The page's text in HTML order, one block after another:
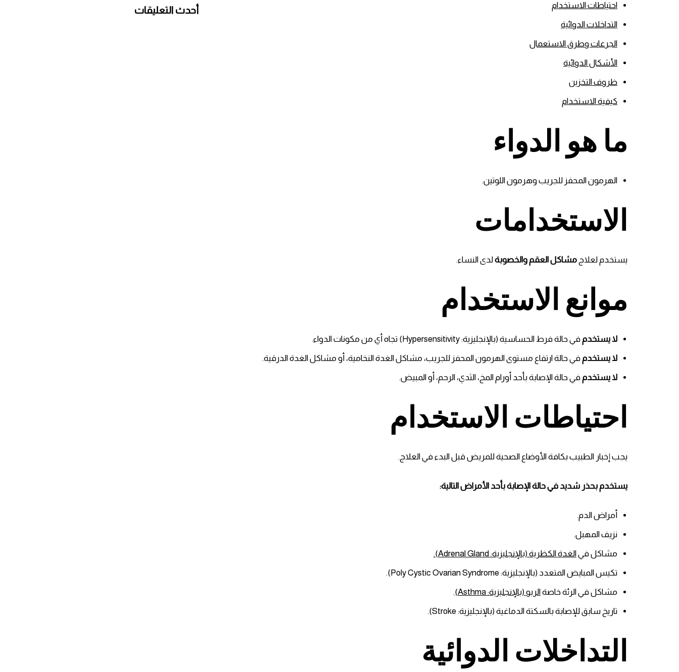
احتياطات الاستخدام
التداخلات الدوائية
الجرعات وطرق الاستعمال
الأشكال الدوائية
ظروف التخزين
كيفية الاستخدام
ما هو الدواء
الهرمون المحفز للجريب وهرمون اللوتين.
الاستخدامات
يستخدم لعلاج مشاكل العقم والخصوبةلدى النساء.
موانع الاستخدام
لا يستخدمفي حالة فرط الحساسية (بالإنجليزية: Hypersensitivity) تجاه أي من مكونات الدواء.
لا يستخدمفي حالة ارتفاع مستوى الهرمون المحفز للجريب، مشاكل الغدة النخامية، أو مشاكل الغدة الدرقية.
لا يستخدمفي حالة الإصابة بأحد أورام المخ، الثدي، الرحم، أو المبيض.
احتياطات الاستخدام
يجب إخبار الطبيب بكافة الأوضاع الصحية للمريض قبل البدء في العلاج.
يستخدم بحذر شديد في حالة الإصابة بأحد الأمراض التالية:
أمراض الدم.
نزيف المهبل.
مشاكل فيالغدة الكظرية (بالإنجليزية: Adrenal Gland).
تكيس المبايض المتعدد (بالإنجليزية: Poly Cystic Ovarian Syndrome).
مشاكل في الرئة خاصةالربو (بالإنجليزية: Asthma)
.
تاريخ سابق للإصابة بالسكتة الدماغية (بالإنجليزية: Stroke).
التداخلات الدوائية
أحدث التعليقات